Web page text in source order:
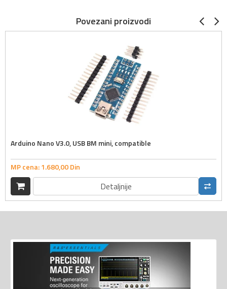
Povezani proizvodi
Arduino Nano V3.0, USB BM mini, compatible
MP cena:1.680,00Din
Detaljnije